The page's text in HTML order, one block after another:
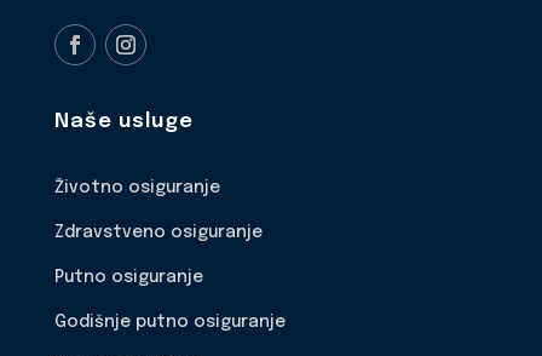
Naše usluge
Životno osiguranje
Zdravstveno osiguranje
Putno osiguranje
Godišnje putno osiguranje